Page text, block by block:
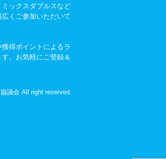
ックスダブルスなど
くご参加いただいて
得ポイントによるラ
。お気軽にご登録＆
議会 All right reserved.